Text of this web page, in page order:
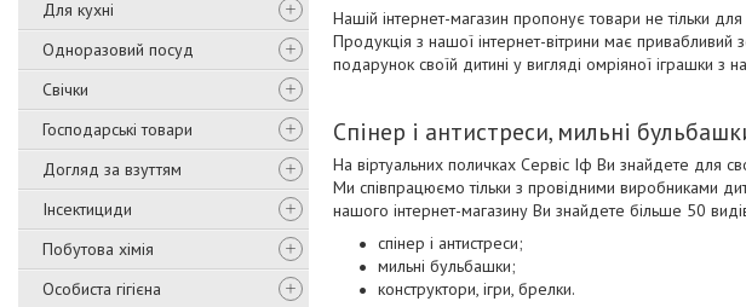
Для кухні
Одноразовий посуд
Свічки
Господарські товари
Догляд за взуттям
Інсектициди
Побутова хімія
Особиста гігієна
Нашій інтернет-магазин пропонує товари не тільки
Продукція з нашої інтернет-вітрини має привабливий
подарунок своїй дитині у вигляді омріяної іграшки з
Спінер і антистреси, мильні
На віртуальних поличках Сервіс Іф Ви знайдете для
Ми співпрацюємо тільки з провідними виробниками
нашого інтернет-магазину Ви знайдете більше 50
спінер і антистреси;
мильні бульбашки;
конструктори, ігри, брелки.